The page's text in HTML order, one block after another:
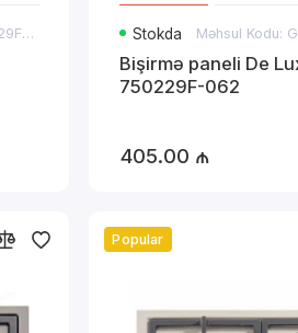
Məhsul Kodu: GG4 750229F-060 Stokda
Bişirmə paneli De
750229F-062
405.00 ₼
Popular